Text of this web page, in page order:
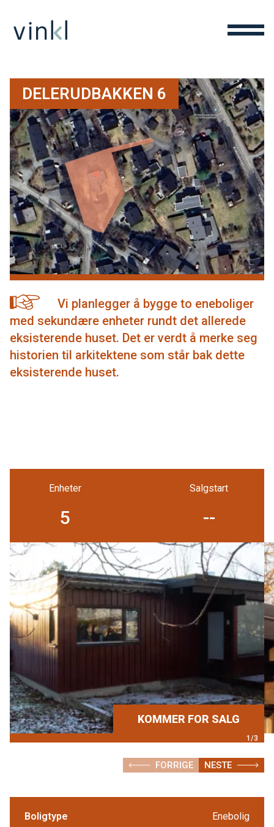
SØK
DELERUDBAKKEN 6
Vi planlegger å bygge to eneboliger
med sekundære enheter rundt det allerede
eksisterende huset. Det er verdt å merke seg
historien til arkitektene som står bak dette
eksisterende huset.
Enheter
5
Salgstart
--
KOMMER FOR SALG
1/3
FORRIGE NESTE
Boligtype Enebolig